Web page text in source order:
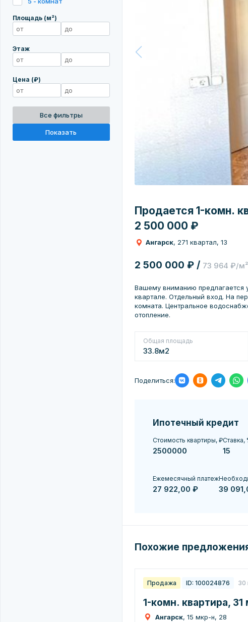
Площадь (м²)
Этаж
Цена (₽)
Все фильтры
Показать
Продается 1-комн.
2 500 000 ₽
Ангарск, 271 квартал, 13
2 500 000 ₽ / 73 964 ₽/м²
Вашему вниманию предлагается
квартале. Отдельный вход. На
комната. Центральное
отопление.
Общая площадь
33.8м2
Поделиться:
Ипотечный кредит
Стоимость квартиры, ₽Ставка,
Ежемесячный платеж
27 922,00 ₽ 39
Похожие
Продажа ID: 100024876 30
1-комн. квартира, 31
Ангарск, 15 мкр-н, 28